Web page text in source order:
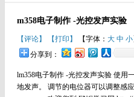
m358电子制作 -光控发声实验
【评论】 【打印】 【字体： 大 中 小
分享到：
lm358电子制作 -光控发声实验 使用
地发声。 调节的电位器可以调整感